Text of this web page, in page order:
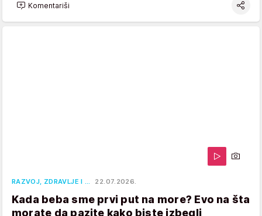
Komentariši
RAZVOJ, ZDRAVLJE I … 22.07.2026.
Kada beba sme prvi put na more? Evo na šta
morate da pazite kako biste izbegli